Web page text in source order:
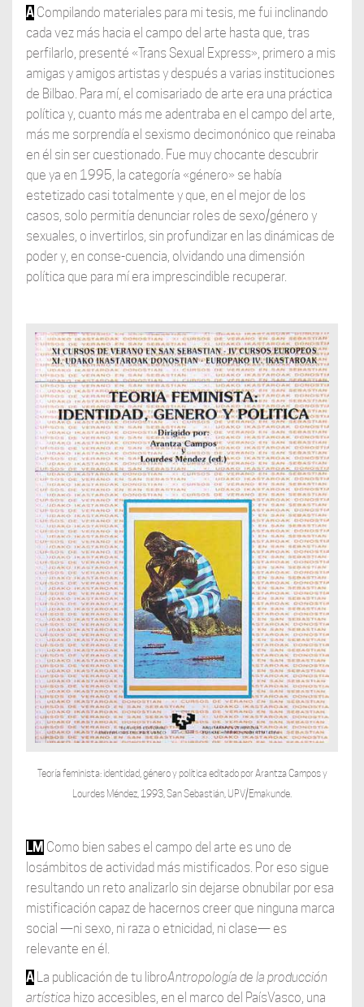
A Compilando materiales para mi tesis, me fui inclinando
cada vez más hacia el campo del arte hasta que, tras
perfilarlo, presenté «Trans Sexual Express», primero a mis
amigas y amigos artistas y después a varias instituciones
de Bilbao. Para mí, el comisariado de arte era una práctica
política y, cuanto más me adentraba en el campo del arte,
más me sorprendía el sexismo decimonónico que reinaba
en él sin ser cuestionado. Fue muy chocante descubrir
que ya en 1995, la categoría «género» se había
estetizado casi totalmente y que, en el mejor de los
casos, solo permitía denunciar roles de sexo/género y
sexuales, o invertirlos, sin profundizar en las dinámicas de
poder y, en conse-cuencia, olvidando una dimensión
política que para mí era imprescindible recuperar.
Teoría feminista: identidad, género y política editado por Arantza Campos y
Lourdes Méndez, 1993, San Sebastián, UPV/Emakunde.
LM Como bien sabes el campo del arte es uno de
losámbitos de actividad más mistificados. Por eso sigue
resultando un reto analizarlo sin dejarse obnubilar por esa
mistificación capaz de hacernos creer que ninguna marca
social —ni sexo, ni raza o etnicidad, ni clase— es
relevante en él.
A La publicación de tu libroAntropología de la producción
artística hizo accesibles, en el marco del PaísVasco, una